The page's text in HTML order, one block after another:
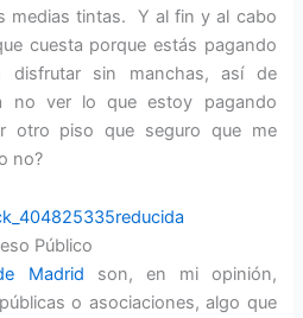
medias tintas. Y al fin y al cabo
cuesta porque estás pagando
disfrutar sin manchas, así de
no ver lo que estoy pagando
otro piso que seguro que me
no?
Público
Madrid son, en mi opinión,
o asociaciones, algo que